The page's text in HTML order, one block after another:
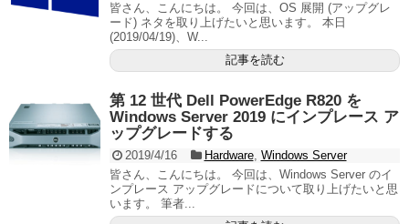
皆さん、こんにちは。 今回は、OS 展開 (アップグレ
ード) ネタを取り上げたいと思います。 本日
(2019/04/19)、W...
記事を読む
第 12 世代 Dell PowerEdge R820 を
Windows Server 2019 にインプレース ア
ップグレードする
2019/4/16 Hardware, Windows Server
皆さん、こんにちは。 今回は、Windows Server のイ
ンプレース アップグレードについて取り上げたいと思
います。 筆者...